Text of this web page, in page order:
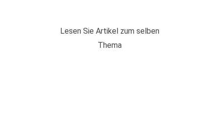
Lesen Sie Artikel zum selben
Thema